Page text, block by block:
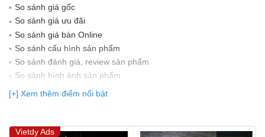
So sánh giá gốc
So sánh giá ưu đãi
So sánh giá bán Online
So sánh cấu hình sản phẩm
So sánh đánh giá, review sản phẩm
So sảnh hình ảnh sản phẩm
(Bạn đang được xem so sánh giá, xem giá biến động Realtime 10
lần cập nhật gần nhất)
[+] Xem thêm điểm nổi bật
Vietdy Ads